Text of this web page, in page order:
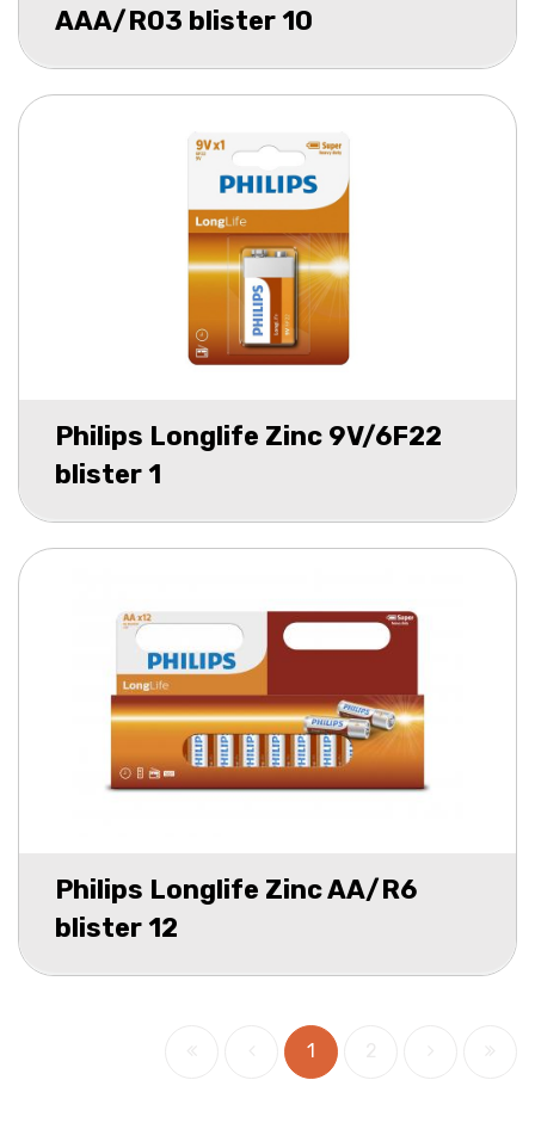
AAA/R03 blister 10
Philips Longlife Zinc 9V/6F22
blister 1
Philips Longlife Zinc AA/R6
blister 12
1